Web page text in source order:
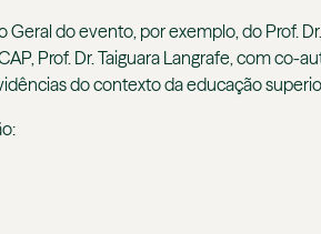
do evento, por exemplo, do Prof.
Prof. Dr. Taiguara Langrafe, com co-
do contexto da educação